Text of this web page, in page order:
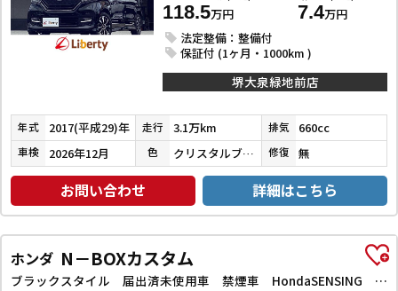
118.5万円 7.4万円
法定整備：整備付
保証付 (1ヶ月・1000km )
堺大泉緑地前店
年式 2017(平成29)年 走行 3.1万km 排気 660cc
車検 2026年12月 色 クリスタルブラックパール 修復 無
お問い合わせ 詳細はこちら
ホンダ N－BOXカスタム
ブラックスタイル 届出済未使用車 禁煙車 HondaSENSING 両側自動ドア アダプティブクルーズコントロール 電子パーキング 前席シートヒーター LEDヘッドライト スマートキー プッシュスタート 純正アルミ